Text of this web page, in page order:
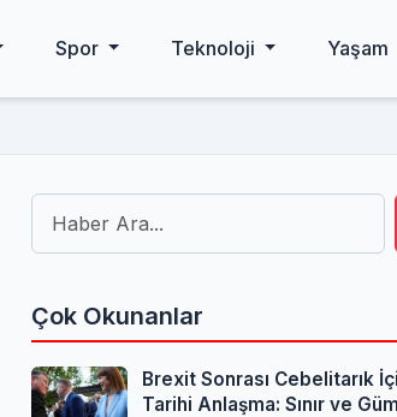
Spor Teknoloji Yaşam
Çok Okunanlar
Brexit Sonrası Cebelitarık
Tarihi Anlaşma: Sınır ve